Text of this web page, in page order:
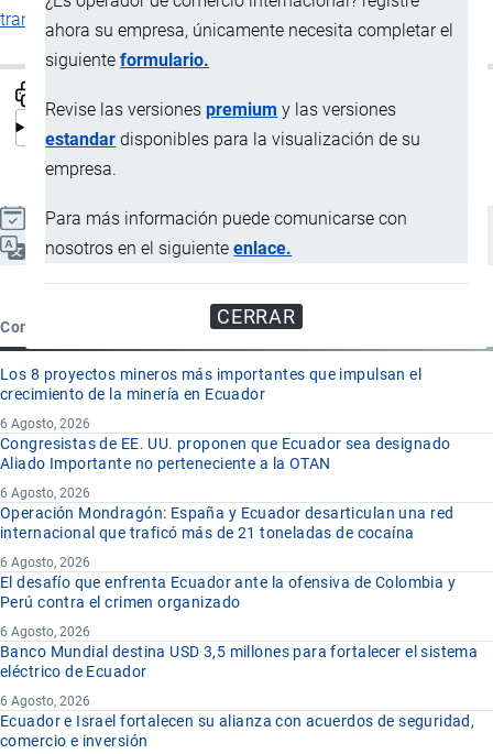
ahora su empresa, únicamente necesita completar el
siguienteformulario.
Revise las versionespremium y las versiones
estandar disponibles para la visualización de su
empresa.
Para más información puede comunicarse con
nosotros en el siguienteenlace.
CERRAR
transporte
u otros propios de su actividad.
Actualizado el 8 Septiembre, 2024
Español
Contenido reciente
Los 8 proyectos mineros más importantes que impulsan el
crecimiento de la minería en Ecuador
6 Agosto, 2026
Congresistas de EE. UU. proponen que Ecuador sea designado
Aliado Importante no perteneciente a la OTAN
6 Agosto, 2026
Operación Mondragón: España y Ecuador desarticulan una red
internacional que traficó más de 21 toneladas de cocaína
6 Agosto, 2026
El desafío que enfrenta Ecuador ante la ofensiva de Colombia y
Perú contra el crimen organizado
6 Agosto, 2026
Banco Mundial destina USD 3,5 millones para fortalecer el sistema
eléctrico de Ecuador
6 Agosto, 2026
Ecuador e Israel fortalecen su alianza con acuerdos de seguridad,
comercio e inversión